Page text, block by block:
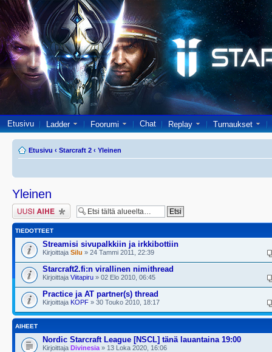
Etusivu Ladder Foorumi Chat Replay Turnaukset
Etusivu ‹ Starcraft 2 ‹ Yleinen
Yleinen
Lähetä uusi viesti
TIEDOTTEET
Streamisi sivupalkkiin ja irkkibottiin
Kirjoittaja Silu » 24 Tammi 2011, 22:39
Starcraft2.fi:n virallinen nimithread
Kirjoittaja Viitapiru » 02 Elo 2010, 06:45
Practice ja AT partner(s) thread
Kirjoittaja KOPF » 30 Touko 2010, 18:17
AIHEET
Nordic Starcraft League [NSCL] tänä lauantaina 19:00
Kirjoittaja Divinesia » 13 Loka 2020, 16:06